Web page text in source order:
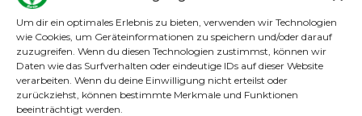
Um dir ein optimales Erlebnis zu bieten, verwenden wir Technologien
wie Cookies, um Geräteinformationen zu speichern und/oder darauf
zuzugreifen. Wenn du diesen Technologien zustimmst, können wir
Daten wie das Surfverhalten oder eindeutige IDs auf dieser Website
verarbeiten. Wenn du deine Einwilligung nicht erteilst oder
zurückziehst, können bestimmte Merkmale und Funktionen
beeinträchtigt werden.
←
Das für den 10.12.2017 geplante Landesligaspiel
der 1. Männer bei Stern Marienfelde ist
aufgrund der Platzverhältnisse vom
Schiedsrichter abgesetzt worden.